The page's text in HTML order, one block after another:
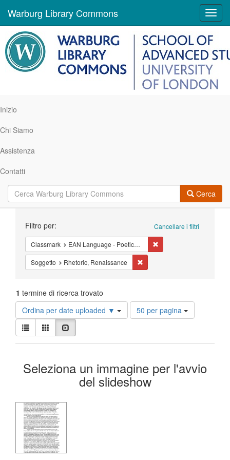
Warburg Library Commons
Inizio
Chi Siamo
Assistenza
Contatti
Cerca
Cancellare i filtri
Filtro per:
Classmark EAN Language - Poetics - Studies
Soggetto Rhetoric, Renaissance
1 termine di ricerca trovato
Ordina per date uploaded ▼
Risultati
per
50 per pagina
Visualizza
i
risultati
Lista Galleria
Risultati
della
Seleziona un immagine per l'avvio
del slideshow